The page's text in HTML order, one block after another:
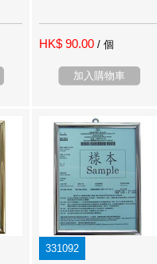
HK$ 90.00 / 個
加入購物車
331092